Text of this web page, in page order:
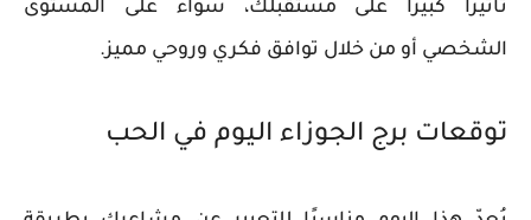
تأثيرًا كبيرًا على مستقبلك، سواء على المستوى
الشخصي أو من خلال توافق فكري وروحي مميز.
توقعات برج الجوزاء اليوم في الحب